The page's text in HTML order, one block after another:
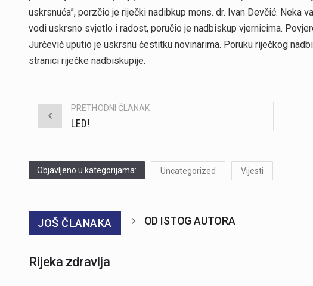
uskrsnuća”, porzčio je riječki nadibkup mons. dr. Ivan Devčić. Neka
vodi uskrsno svjetlo i radost, poručio je nadbiskup vjernicima.
Jurčević uputio je uskrsnu čestitku novinarima. Poruku riječkog
stranici riječke nadbiskupije.
Post
PRETHODNI ČLANAK
LED!
Objavljeno u kategorijama: Uncategorized Vijesti
JOŠ ČLANAKA OD ISTOG AUTORA
Rijeka zdravlja